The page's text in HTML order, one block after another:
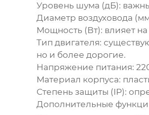
Уровень шума (дБ):
Диаметр воздуховода
Мощность (Вт): влияет
Тип двигателя:
но и более дорогие.
Напряжение питания:
Материал корпуса:
Степень защиты (IP):
Дополнительные